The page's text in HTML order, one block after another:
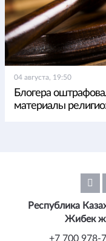
04 августа, 19:50
Блогера
материалы
Республика
Жибек
+7 700 978-